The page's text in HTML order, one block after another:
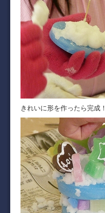
きれいに形を作ったら完成！